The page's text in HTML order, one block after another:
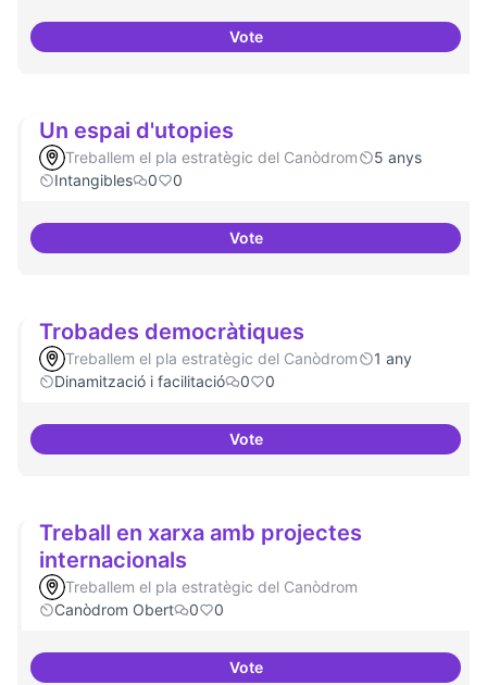
VoteVideojocs alternatius
Un espai d'utopies
Treballem el pla estratègic del Canòdrom
5 anys
Intangibles
0 0
VoteUn espai d'utopies
Trobades democràtiques
Treballem el pla estratègic del Canòdrom
1 any
Dinamització i facilitació
0 0
VoteTrobades democràtiques
Treball en xarxa amb projectes
internacionals
Treballem el pla estratègic del Canòdrom
Canòdrom Obert
0 0
VoteTreball en xarxa amb projectes